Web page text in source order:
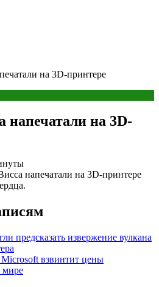
на 3D-принтере
напечатали на 3D-
напечатали на 3D-принтере
предсказать извержение вулкана
взвинтит цены
мире